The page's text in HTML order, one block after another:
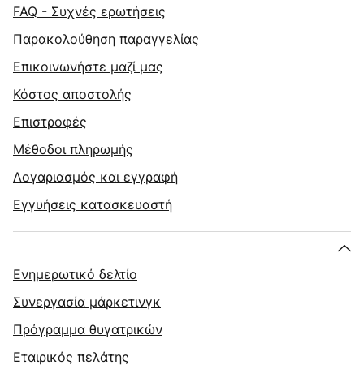
FAQ - Συχνές ερωτήσεις
Παρακολούθηση παραγγελίας
Επικοινωνήστε μαζί μας
Κόστος αποστολής
Επιστροφές
Μέθοδοι πληρωμής
Λογαριασμός και εγγραφή
Εγγυήσεις κατασκευαστή
Ενημερωτικό δελτίο
Συνεργασία μάρκετινγκ
Πρόγραμμα θυγατρικών
Εταιρικός πελάτης